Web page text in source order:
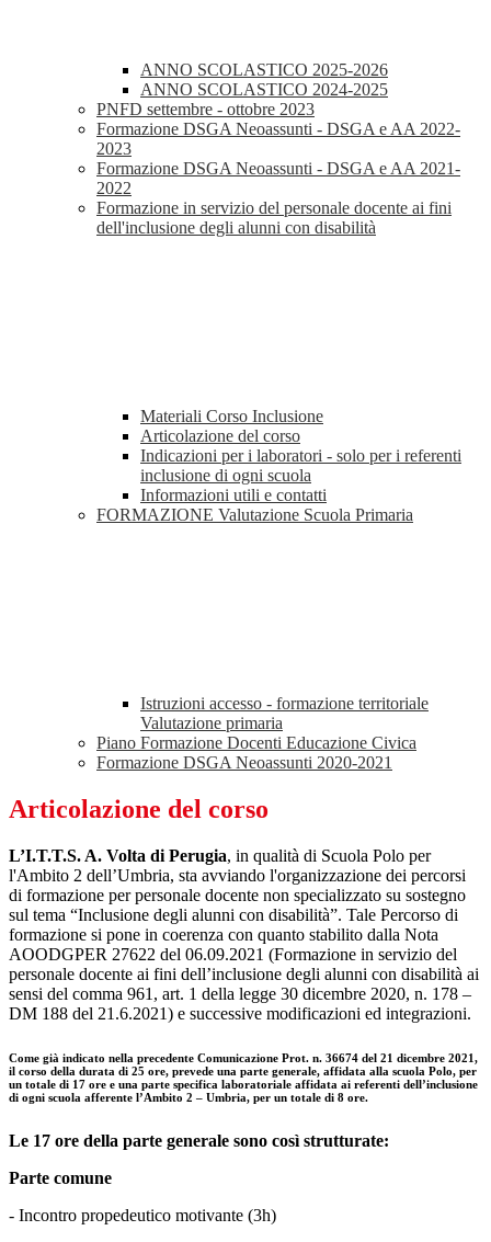
ANNO SCOLASTICO 2025-2026
ANNO SCOLASTICO 2024-2025
PNFD settembre - ottobre 2023
Formazione DSGA Neoassunti - DSGA e AA 2022-
2023
Formazione DSGA Neoassunti - DSGA e AA 2021-
2022
Formazione in servizio del personale docente ai fini
dell'inclusione degli alunni con disabilità
Materiali Corso Inclusione
Articolazione del corso
Indicazioni per i laboratori - solo per i referenti
inclusione di ogni scuola
Informazioni utili e contatti
FORMAZIONE Valutazione Scuola Primaria
Istruzioni accesso - formazione territoriale
Valutazione primaria
Piano Formazione Docenti Educazione Civica
Formazione DSGA Neoassunti 2020-2021
Articolazione del corso
L’I.T.T.S. A. Volta di Perugia, in qualità di Scuola Polo per
l'Ambito 2 dell’Umbria, sta avviando l'organizzazione dei percorsi
di formazione per personale docente non specializzato su sostegno
sul tema “Inclusione degli alunni con disabilità”. Tale Percorso di
formazione si pone in coerenza con quanto stabilito dalla Nota
AOODGPER 27622 del 06.09.2021 (Formazione in servizio del
personale docente ai fini dell’inclusione degli alunni con disabilità ai
sensi del comma 961, art. 1 della legge 30 dicembre 2020, n. 178 –
DM 188 del 21.6.2021) e successive modificazioni ed integrazioni.
Come già indicato nella precedente Comunicazione Prot. n. 36674 del 21 dicembre 2021,
il corso della durata di 25 ore, prevede una parte generale, affidata alla scuola Polo, per
un totale di 17 ore e una parte specifica laboratoriale affidata ai referenti dell’inclusione
di ogni scuola afferente l’Ambito 2 – Umbria, per un totale di 8 ore.
Le 17 ore della parte generale sono così strutturate:
Parte comune
- Incontro propedeutico motivante (3h)